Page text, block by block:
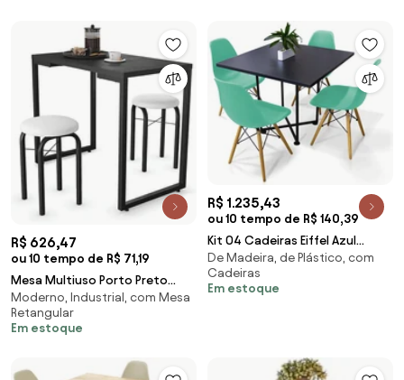
R$ 626,47
ou 10 tempo de R$ 71,19
Mesa Multiuso Porto Preto
90cm com 02 Banquetas Manu
Corino Branco - D'Rossi
Moderno, Industrial, com Mesa
Retangular
Em estoque
R$ 1.235,43
ou 10 tempo de R$ 140,39
Kit 04 Cadeiras Eiffel Azul
Turquesa e 01 Mesa de Jantar
04 Lugares Jade 90 cm Preto
Base Metálica Industrial Preto
De Madeira, de Plástico, com
Cadeiras
Em estoque